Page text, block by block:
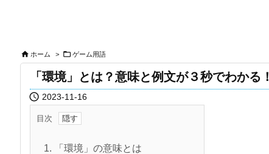
 ホーム >  ゲーム用語
「環境」とは？意味と例文が３秒でわかる！
 2023-11-16
目次
1. 「環境」の意味とは